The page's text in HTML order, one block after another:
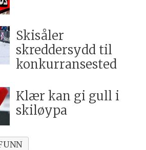
Skisåler
skreddersydd til
konkurransested
Klær kan gi gull i
skiløypa